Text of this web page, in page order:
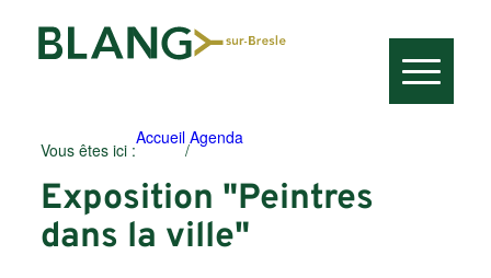
Vous êtes ici :
Accueil
/
Agenda
Exposition "Peintres
dans la ville"